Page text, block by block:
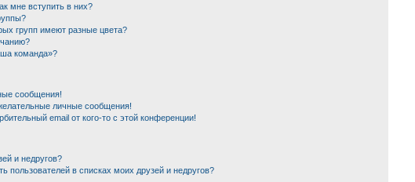
мне вступить в них?
групп имеют разные цвета?
команда»?
сообщения!
личные сообщения!
email от кого-то с этой конференции!
и недругов?
пользователей в списках моих друзей и недругов?